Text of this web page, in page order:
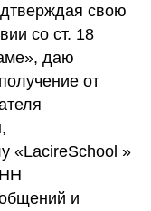
свою
со ст. 18
даю
от
«LacireSchool »
и